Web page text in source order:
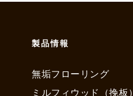
製品情報
無垢フローリング
ミルフィウッド（挽板）